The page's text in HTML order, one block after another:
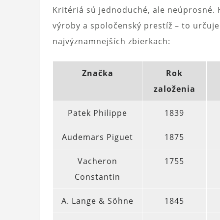
Kritériá sú jednoduché, ale neúprosné.
výroby a spoločenský prestíž – to
najvýznamnejších zbierkach:
Značka
Rok
založenia
Patek Philippe 1839
Audemars Piguet 1875
Vacheron
Constantin
1755
A. Lange & Söhne 1845